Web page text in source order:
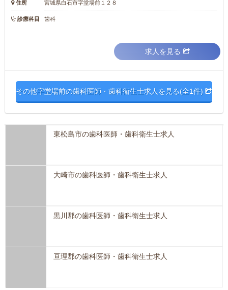
住所 宮城県白石市字堂場前１２８
診療科目 歯科
求人を見る
その他字堂場前の歯科医師・歯科衛生士求人を見る(全1件)
東松島市の歯科医師・歯科衛生士求人
大崎市の歯科医師・歯科衛生士求人
黒川郡の歯科医師・歯科衛生士求人
亘理郡の歯科医師・歯科衛生士求人